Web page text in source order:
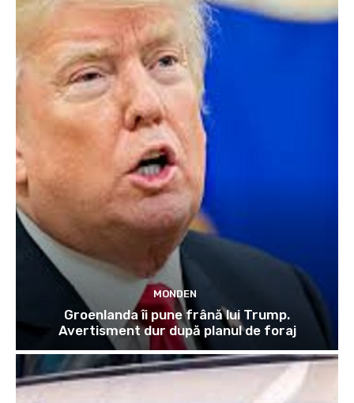
MONDEN
Groenlanda îi pune frână lui Trump.
Avertisment dur după planul de foraj